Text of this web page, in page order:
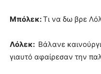
Μπόλεκ:Τι να δω βρε
Λόλεκ: Βάλανε
γιαυτό αφαίρεσαν την